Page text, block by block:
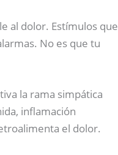
al dolor. Estímulos que
No es que tu
la rama simpática
inflamación
el dolor.